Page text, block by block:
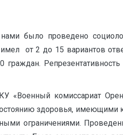
было проведено
от 2 до 15 вариантов
«Военный комиссариат
здоровья, имеющими
ограничениями.